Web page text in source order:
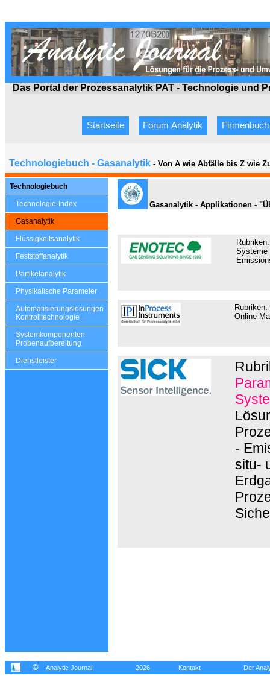
Das Portal der Prozessanalytik PAT - Technologie und
Startseite Forum Analytik Firmenbuch
Technologiebuch - Gasanalytik - Von A wie Abfälle bis Z wie
Technologiebuch
Technologie-Index
Gasanalytik
Flüssigkeitsanalytik
Feststoffanalytik
Partikelanalytik
Physikalische Parameter
Automatisierungslösungen
Kontrolltechnologie
Systemkomponenten
Probenaufbereitung
Dienstleister
Gasanalytik - Applikationen -
Rubriken:
Systeme
Rubriken:
Online-
-
situ-
© Analytic Journal 2026 Kontakt Der